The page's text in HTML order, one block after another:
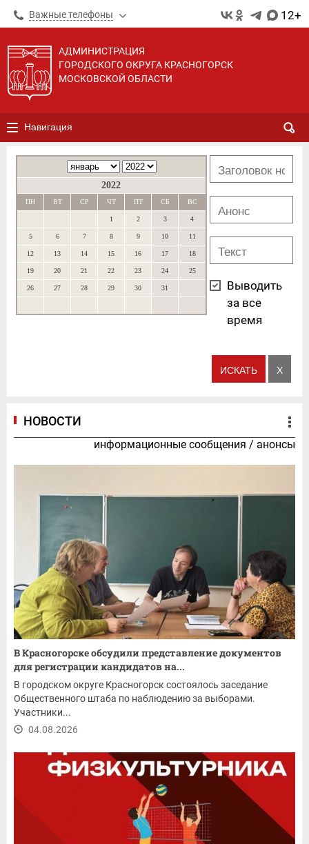
Важные телефоны 12+
АДМИНИСТРАЦИЯ
ГОРОДСКОГО ОКРУГА КРАСНОГОРСК
МОСКОВСКОЙ ОБЛАСТИ
Навигация
2022
ПН ВТ СР ЧТ ПТ СБ ВС
1 2 3 4
5 6 7 8 9 10 11
12 13 14 15 16 17 18
19 20 21 22 23 24 25
26 27 28 29 30 31
Выводить
за все
время
НОВОСТИ
информационные сообщения / анонсы
В Красногорске обсудили представление документов
для регистрации кандидатов на...
В городском округе Красногорск состоялось заседание
Общественного штаба по наблюдению за выборами.
Участники...
04.08.2026